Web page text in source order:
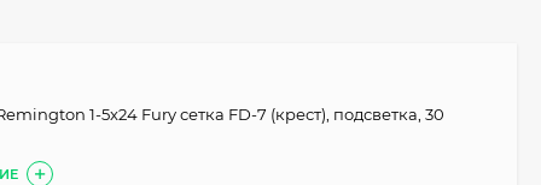
1-5x24 Fury сетка FD-7 (крест), подсветка, 30